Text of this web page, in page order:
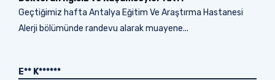
Geçtiğimiz hafta Antalya Eğitim Ve Araştırma Hastanesi
Alerji bölümünde randevu alarak muayene...
E** K******